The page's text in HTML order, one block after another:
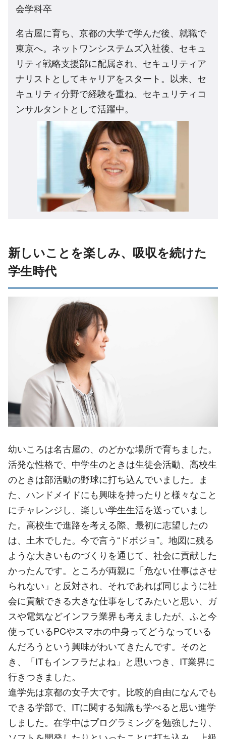
会学科卒
名古屋に育ち、京都の大学で学んだ後、就職で
東京へ。ネットワンシステムズ入社後、セキュ
リティ戦略支援部に配属され、セキュリティア
ナリストとしてキャリアをスタート。以来、セ
キュリティ分野で経験を重ね、セキュリティコ
ンサルタントとして活躍中。
新しいことを楽しみ、吸収を続けた
学生時代
幼いころは名古屋の、のどかな場所で育ちました。
活発な性格で、中学生のときは生徒会活動、高校生
のときは部活動の野球に打ち込んでいました。ま
た、ハンドメイドにも興味を持ったりと様々なこと
にチャレンジし、楽しい学生生活を送っていまし
た。高校生で進路を考える際、最初に志望したの
は、土木でした。今で言う“ドボジョ”。地図に残る
ような大きいものづくりを通じて、社会に貢献した
かったんです。ところが両親に「危ない仕事はさせ
られない」と反対され、それであれば同じように社
会に貢献できる大きな仕事をしてみたいと思い、ガ
スや電気などインフラ業界も考えましたが、ふと今
使っているPCやスマホの中身ってどうなっている
んだろうという興味がわいてきたんです。そのと
き、「ITもインフラだよね」と思いつき、IT業界に
行きつきました。
進学先は京都の女子大です。比較的自由になんでも
できる学部で、ITに関する知識も学べると思い進学
しました。在学中はプログラミングを勉強したり、